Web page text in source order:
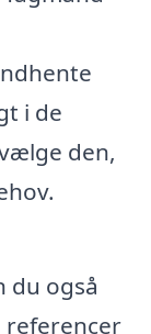
i de
den,
du også
referencer